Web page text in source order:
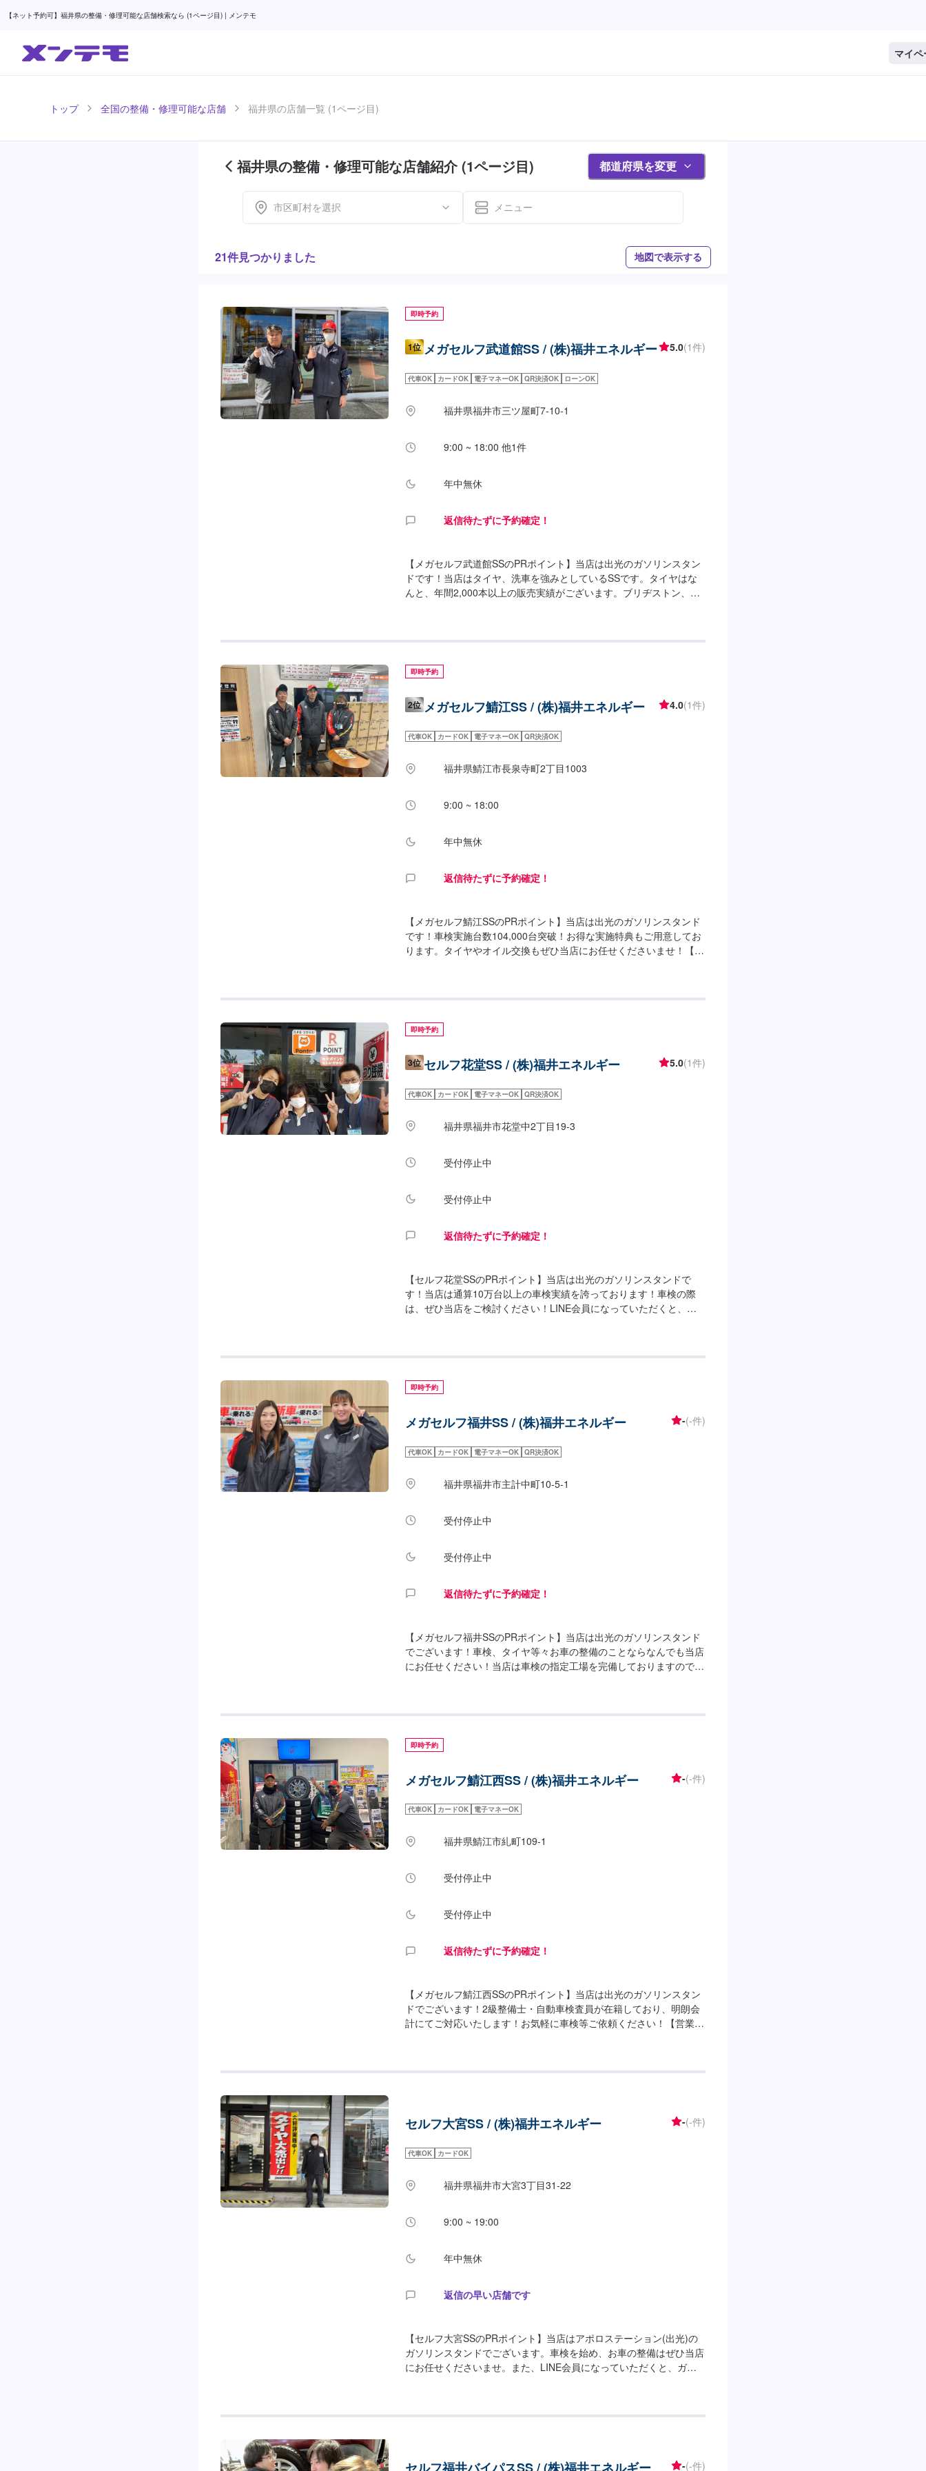
【ネット予約可】福井県の整備・修理可能な店舗検索なら (1ページ目) | メンテモ
マイ
トップ 全国の整備・修理可能な店舗 福井県の店舗一覧 (1ページ目)
福井県の整備・修理可能な店舗紹介 (1ページ目) 都道府県を変更
市区町村を選択 メニュー
21件見つかりました 地図で表示する
即時予約
1位 メガセルフ武道館SS / (株)福井エネルギー 5.0(1件)
代車OK カードOK 電子マネーOK QR決済OK ローンOK
福井県福井市三ツ屋町7-10-1
9:00 ~ 18:00 他1件
年中無休
返信待たずに予約確定！
【メガセルフ武道館SSのPRポイント】当店は出光のガソリンスタン
ドです！当店はタイヤ、洗車を強みとしているSSです。タイヤはな
んと、年間2,000本以上の販売実績がございます。ブリヂストン、ヨ
取得しております。安心してお車をお預けくださいませ。【アクセ
ス】当店は国道416線沿いにございます。名前の通り、福井県立武道
館が裏にございます。
即時予約
2位 メガセルフ鯖江SS / (株)福井エネルギー 4.0(1件)
代車OK カードOK 電子マネーOK QR決済OK
福井県鯖江市長泉寺町2丁目1003
9:00 ~ 18:00
年中無休
返信待たずに予約確定！
【メガセルフ鯖江SSのPRポイント】当店は出光のガソリンスタンド
です！車検実施台数104,000台突破！お得な実施特典もご用意してお
ります。タイヤやオイル交換もぜひ当店にお任せくださいませ！【営
ので、こちらもご安心くださいませ。【アクセス】当店は国道8号線
と、県道18号線が交わる箇所にございます。長泉寺交差点のすぐそば
でございます。
即時予約
3位 セルフ花堂SS / (株)福井エネルギー 5.0(1件)
代車OK カードOK 電子マネーOK QR決済OK
福井県福井市花堂中2丁目19-3
受付停止中
受付停止中
返信待たずに予約確定！
【セルフ花堂SSのPRポイント】当店は出光のガソリンスタンドで
す！当店は通算10万台以上の車検実績を誇っております！車検の際
は、ぜひ当店をご検討ください！LINE会員になっていただくと、ガ
は分解認証を取得しておりますので、しっかりとお車を整備する環境
が整っております。【アクセス】当店は県道229号線と、南福井駅前
ックス通りを北へ500m行ったところに位置しております。
即時予約
メガセルフ福井SS / (株)福井エネルギー -(-件)
代車OK カードOK 電子マネーOK QR決済OK
福井県福井市主計中町10-5-1
受付停止中
受付停止中
返信待たずに予約確定！
【メガセルフ福井SSのPRポイント】当店は出光のガソリンスタンド
でございます！車検、タイヤ等々お車の整備のことならなんでも当店
にお任せください！当店は車検の指定工場を完備しておりますので、
士情報】2級整備士、3級整備士と複数の整備士が在籍しております！
安心して当店にご依頼くださいませ！【アクセス】当店は国道8号線
ます。
即時予約
メガセルフ鯖江西SS / (株)福井エネルギー -(-件)
代車OK カードOK 電子マネーOK
福井県鯖江市糺町109-1
受付停止中
受付停止中
返信待たずに予約確定！
【メガセルフ鯖江西SSのPRポイント】当店は出光のガソリンスタン
ドでございます！2級整備士・自動車検査員が在籍しており、明朗会
計にてご対応いたします！お気軽に車検等ご依頼ください！【営業時
セルフ大宮SS / (株)福井エネルギー -(-件)
代車OK カードOK
福井県福井市大宮3丁目31-22
9:00 ~ 19:00
年中無休
返信の早い店舗です
【セルフ大宮SSのPRポイント】当店はアポロステーション(出光)の
ガソリンスタンドでございます。車検を始め、お車の整備はぜひ当店
にお任せくださいませ。また、LINE会員になっていただくと、ガソ
-(-件)